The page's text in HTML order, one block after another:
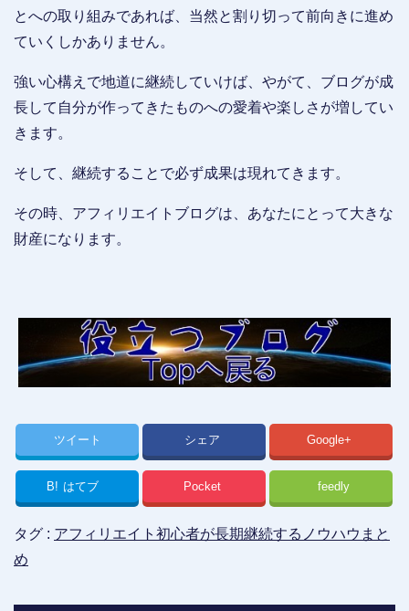
とへの取り組みであれば、当然と割り切って前向きに進め
ていくしかありません。
強い心構えで地道に継続していけば、やがて、ブログが成
長して自分が作ってきたものへの愛着や楽しさが増してい
きます。
そして、継続することで必ず成果は現れてきます。
その時、アフィリエイトブログは、あなたにとって大きな
財産になります。
ツイート シェア Google+
B! はてブ Pocket feedly
タグ : アフィリエイト初心者が長期継続するノウハウまと
め